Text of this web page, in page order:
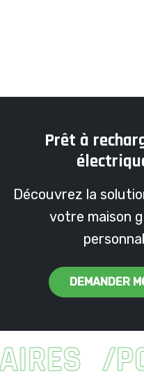
Prêt à
Découvrez la
votre maison
DEMANDER